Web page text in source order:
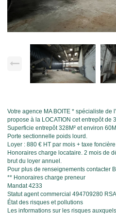
Votre agence MA BOITE * spécialiste de
propose à la LOCATION cet entrepôt de
Superficie entrepôt 328M² et environ
Porte sectionnelle poids lourd.
Loyer : 880 € HT par mois + taxe foncière
Honoraires charge locataire. 2 mois de
brut du loyer annuel.
Pour plus de renseignements contacter
** Honoraires charge preneur
Mandat 4233
Statut agent commercial 494709280
État des risques et pollutions
Les informations sur les risques